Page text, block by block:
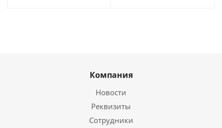
Компания
Новости
Реквизиты
Сотрудники